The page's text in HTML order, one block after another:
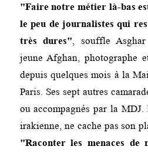
Faire notre métier là-bas
le peu de journalistes qui
très dures
, souffle
jeune Afghan, photographe
depuis quelques mois à la
Paris. Ses sept autres
ou accompagnés par la
irakienne, ne cache pas son
Raconter les menaces de